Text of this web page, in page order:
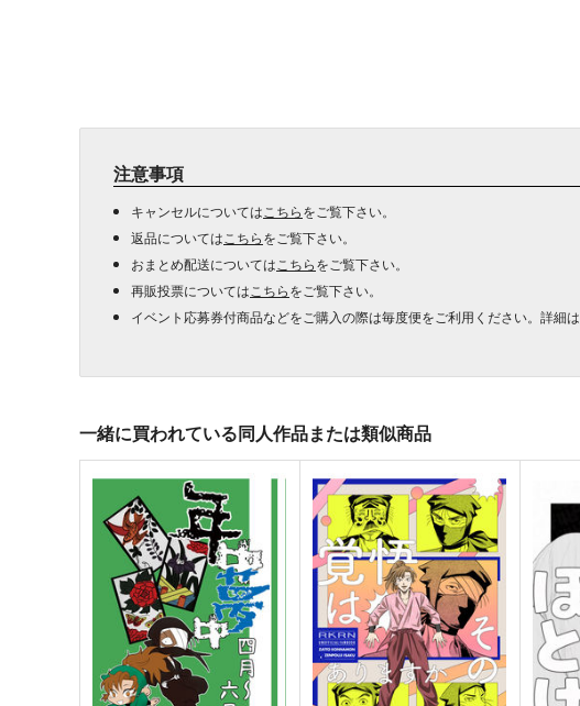
注意事項
キャンセルについては こちらをご覧下さい。
返品については こちらをご覧下さい。
おまとめ配送については こちらをご覧下さい。
再販投票については こちらをご覧下さい。
イベント応募券付商品などをご購入の際は毎度便をご利用ください。詳細は
一緒に買われている同人作品または類似商品